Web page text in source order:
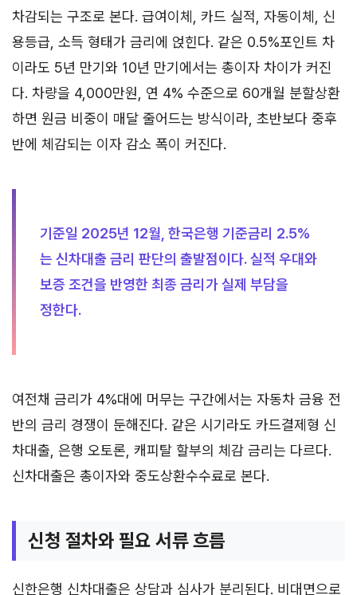
차감되는 구조로 본다. 급여이체, 카드 실적, 자동이체, 신
용등급, 소득 형태가 금리에 얹힌다. 같은 0.5%포인트 차
이라도 5년 만기와 10년 만기에서는 총이자 차이가 커진
다. 차량을 4,000만원, 연 4% 수준으로 60개월 분할상환
하면 원금 비중이 매달 줄어드는 방식이라, 초반보다 중후
반에 체감되는 이자 감소 폭이 커진다.
기준일 2025년 12월, 한국은행 기준금리 2.5%
는 신차대출 금리 판단의 출발점이다. 실적 우대와
보증 조건을 반영한 최종 금리가 실제 부담을
정한다.
여전채 금리가 4%대에 머무는 구간에서는 자동차 금융 전
반의 금리 경쟁이 둔해진다. 같은 시기라도 카드결제형 신
차대출, 은행 오토론, 캐피탈 할부의 체감 금리는 다르다.
신차대출은 총이자와 중도상환수수료로 본다.
신청 절차와 필요 서류 흐름
신한은행 신차대출은 상담과 심사가 분리된다. 비대면으로